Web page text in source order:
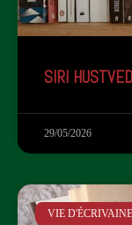
SIRI
29/05/2026
VIE D'ÉCRIVAINE